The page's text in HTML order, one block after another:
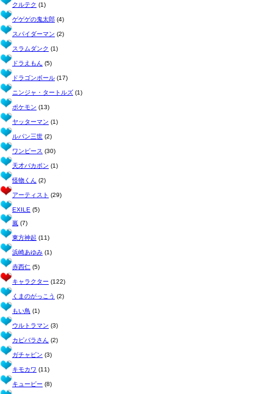
クルテク (1)
ゲゲゲの鬼太郎 (4)
スパイダーマン (2)
スラムダンク (1)
ドラえもん (5)
ドラゴンボール (17)
ニンジャ・タートルズ (1)
ポケモン (13)
ヤッターマン (1)
ルパン三世 (2)
ワンピース (30)
天才バカボン (1)
怪物くん (2)
アーティスト (29)
EXILE (5)
嵐 (7)
東方神起 (11)
浜崎あゆみ (1)
赤西仁 (5)
キャラクター (122)
くまのがっこう (2)
もい鳥 (1)
ウルトラマン (3)
カピバラさん (2)
ガチャピン (3)
キモカワ (11)
キューピー (8)